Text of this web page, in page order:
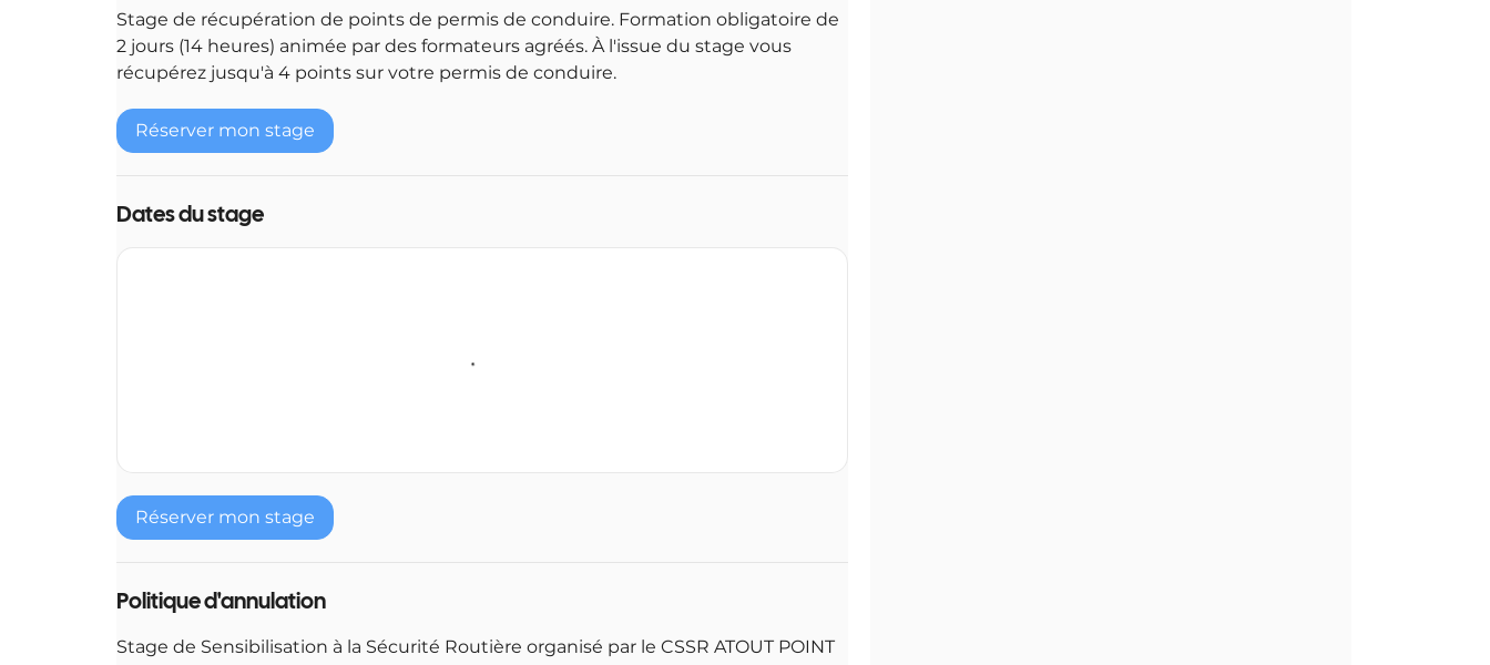
e
2
5
Stage de récupération de points de permis de conduire. Formation obligatoire de
2 jours (14 heures) animée par des formateurs agréés. À l'issue du stage vous
récupérez jusqu'à 4 points sur votre permis de conduire.
Réserver mon stage
Dates du stage
Réserver mon stage
Politique d'annulation
Stage de Sensibilisation à la Sécurité Routière organisé par le CSSR ATOUT POINT